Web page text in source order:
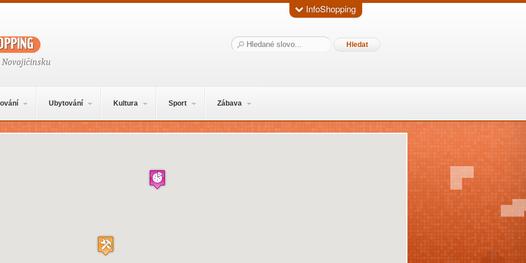
Hledat:
Ubytování Kultura Sport Zábava
InfoShopping